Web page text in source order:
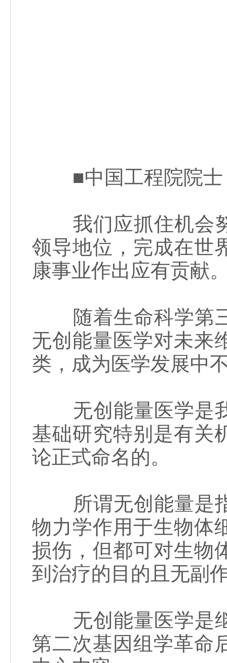
■中国工程院院士
我们应抓住机会努
领导地位，完成在世
康事业作出应有贡献
随着生命科学第三
无创能量医学对未来
类，成为医学发展中
无创能量医学是我
基础研究特别是有关
论正式命名的。
所谓无创能量是指
物力学作用于生物体
损伤，但都可对生物
到治疗的目的且无副
无创能量医学是继
第二次基因组学革